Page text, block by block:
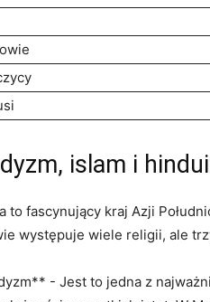
islam‍ i
to fascynujący kraj Azji⁣
występuje wiele religii, ale
⁤- Jest to ‌jedna z